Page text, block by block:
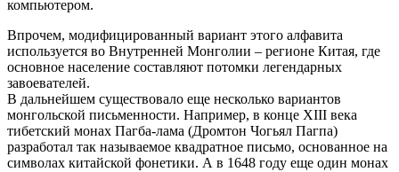
компьютером.
Впрочем, модифицированный вариант этого алфавита
используется во Внутренней Монголии – регионе Китая, где
основное население составляют потомки легендарных
завоевателей.
В дальнейшем существовало еще несколько вариантов
монгольской письменности. Например, в конце XIII века
тибетский монах Пагба-лама (Дромтон Чогьял Пагпа)
разработал так называемое квадратное письмо, основанное на
символах китайской фонетики. А в 1648 году еще один монах